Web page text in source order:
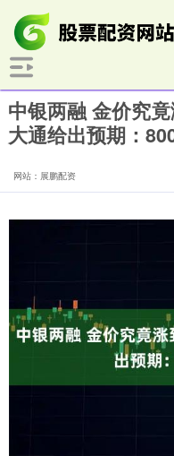
中银两融 金价究
大通给出预期：
网站：展鹏配资